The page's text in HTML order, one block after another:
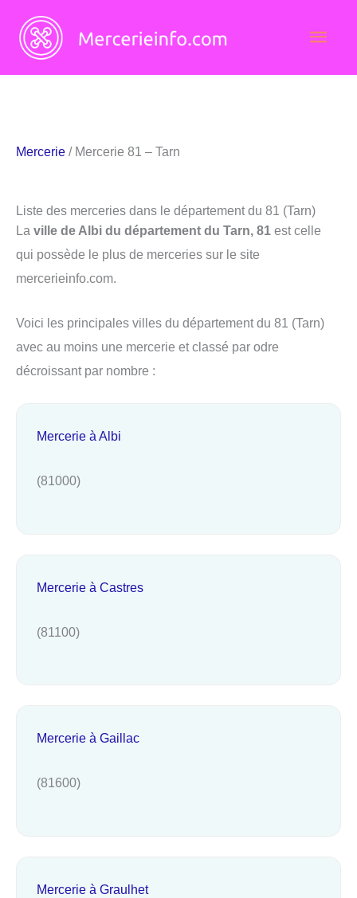
contenu
Mercerie / Mercerie 81 – Tarn
Liste des merceries dans le département du 81 (Tarn)
La ville de Albi du département du Tarn, 81 est celle
qui possède le plus de merceries sur le site
mercerieinfo.com.
Voici les principales villes du département du 81 (Tarn)
avec au moins une mercerie et classé par odre
décroissant par nombre :
Mercerie à Albi
(81000)
Mercerie à Castres
(81100)
Mercerie à Gaillac
(81600)
Mercerie à Graulhet